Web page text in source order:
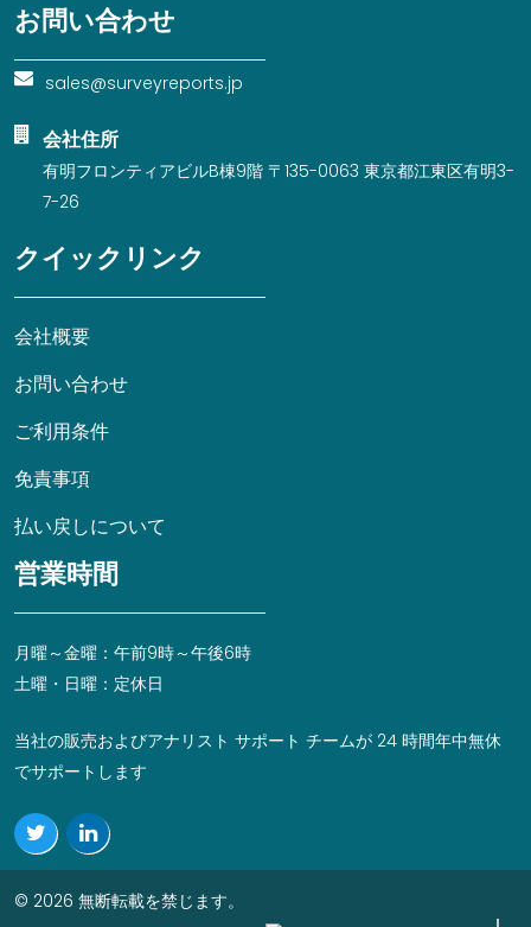
お問い合わせ
sales@surveyreports.jp
会社住所
有明フロンティアビルB棟9階 〒135-0063 東京都江東区有明3-
7-26
クイックリンク
会社概要
お問い合わせ
ご利用条件
免責事項
払い戻しについて
営業時間
月曜～金曜：午前9時～午後6時
土曜・日曜：定休日
当社の販売およびアナリスト サポート チームが 24 時間年中無休
でサポートします
© 2026 無断転載を禁じます。